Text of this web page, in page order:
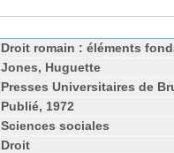
Droit romain : éléments
Jones, Huguette
Presses Universitaires de
Publié, 1972
Sciences sociales
Droit